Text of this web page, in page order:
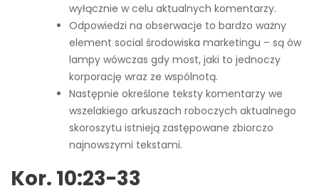
wyłącznie w celu aktualnych komentarzy.
Odpowiedzi na obserwacje to bardzo ważny
element social środowiska marketingu – są ów
lampy wówczas gdy most, jaki to jednoczy
korporację wraz ze wspólnotą.
Następnie określone teksty komentarzy we
wszelakiego arkuszach roboczych aktualnego
skoroszytu istnieją zastępowane zbiorczo
najnowszymi tekstami.
Kor. 10:23-33